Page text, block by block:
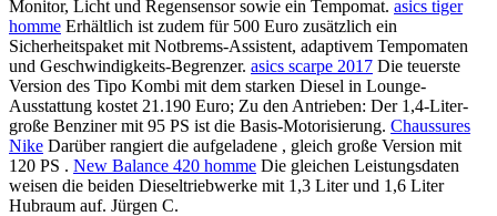
Monitor, Licht und Regensensor sowie ein Tempomat. asics tiger
homme Erhältlich ist zudem für 500 Euro zusätzlich ein
Sicherheitspaket mit Notbrems-Assistent, adaptivem Tempomaten
und Geschwindigkeits-Begrenzer. asics scarpe 2017 Die teuerste
Version des Tipo Kombi mit dem starken Diesel in Lounge-
Ausstattung kostet 21.190 Euro; Zu den Antrieben: Der 1,4-Liter-
große Benziner mit 95 PS ist die Basis-Motorisierung. Chaussures
Nike Darüber rangiert die aufgeladene , gleich große Version mit
120 PS . New Balance 420 homme Die gleichen Leistungsdaten
weisen die beiden Dieseltriebwerke mit 1,3 Liter und 1,6 Liter
Hubraum auf. Jürgen C.